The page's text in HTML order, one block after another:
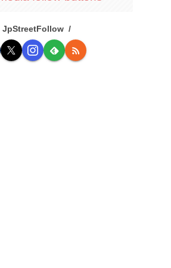
JpStreetFollow